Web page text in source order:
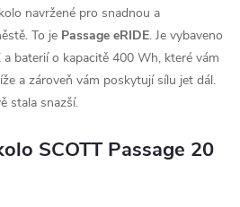
navržené pro snadnou a
To je Passage eRIDE. Je vybaveno
baterií o kapacitě 400 Wh, které vám
a zároveň vám poskytují sílu jet dál.
stala snazší.
SCOTT Passage 20